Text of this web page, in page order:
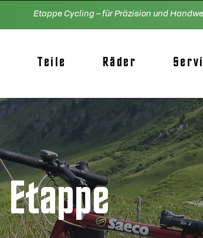
Etappe Cycling – für Präzision und
Teile Räder